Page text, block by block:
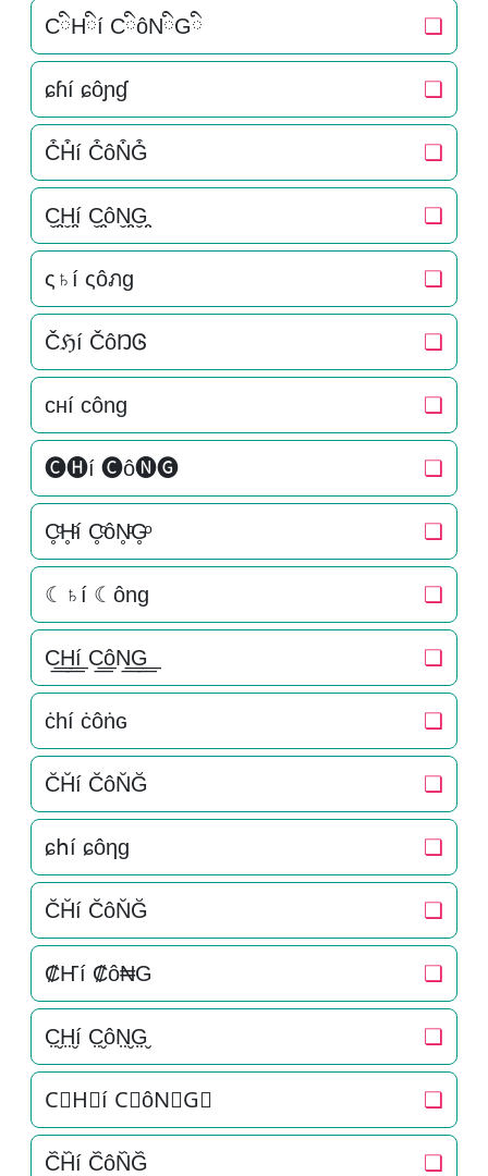
CིHིí CིôNིGི ❏
ɕɦí ɕôɲɠ ❏
C͒H͒í C͒ôN͒G͒ ❏
C̬̤̯H̬̤̯í C̬̤̯ôN̬̤̯G̬̤̯ ❏
ς♄í ςôภg ❏
Čℌí ČôŊᎶ ❏
cнí công ❏
🅒🅗í 🅒ô🅝🅖 ❏
C̥ͦH̥ͦí C̥ͦôN̥ͦG̥ͦ ❏
☾♄í ☾ông ❏
C͟͟H͟͟í C͟͟ôN͟͟G͟͟ ❏
ċһí ċôṅɢ ❏
C̆H̆í C̆ôN̆Ğ ❏
ɕհí ɕôηɡ ❏
C̆H̆í C̆ôN̆Ğ ❏
₡Ҥí ₡ô₦G ❏
C̤̮H̤̮í C̤̮ôN̤̮G̤̮ ❏
C⃘H⃘í C⃘ôN⃘G⃘ ❏
C᷈H᷈í C᷈ôN᷈G᷈ ❏